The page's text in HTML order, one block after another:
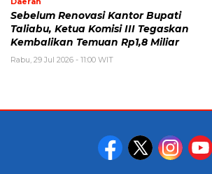
Sebelum Renovasi Kantor Bupati
Taliabu, Ketua Komisi III Tegaskan
Kembalikan Temuan Rp1,8 Miliar
Rabu, 29 Jul 2026 - 11:00 WIT